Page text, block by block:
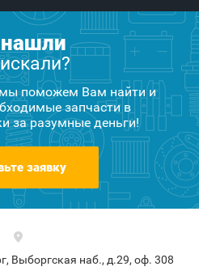
мы поможем Вам найти и
запчасти в
за разумные деньги!
заявку
Выборгская наб., д.29, оф. 308